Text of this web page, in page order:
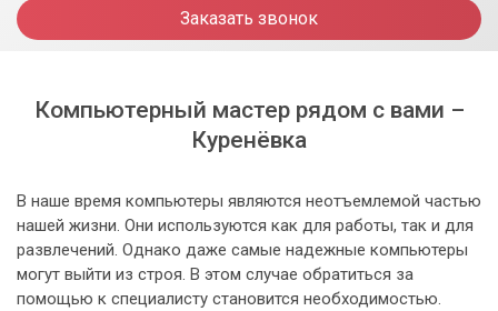
Заказать звонок
Компьютерный мастер рядом с вами –
Куренёвка
В наше время компьютеры являются неотъемлемой частью
нашей жизни. Они используются как для работы, так и для
развлечений. Однако даже самые надежные компьютеры
могут выйти из строя. В этом случае обратиться за
помощью к специалисту становится необходимостью.